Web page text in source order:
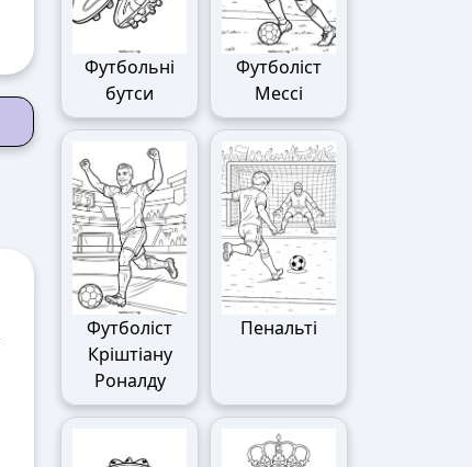
Футбольні
бутси
Футболіст
Мессі
Футболіст
Кріштіану
Роналду
Пенальті